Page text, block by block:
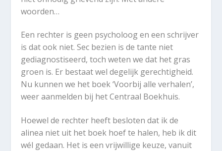
woorden…
Een rechter is geen psycholoog en een schrijver
is dat ook niet. Sec bezien is de tante niet
gediagnostiseerd, toch weten we dat het gras
groen is. Er bestaat wel degelijk gerechtigheid.
Nu kunnen we het boek ‘Voorbij alle verhalen’,
weer aanmelden bij het Centraal Boekhuis.
Hoewel de rechter heeft besloten dat ik de
alinea niet uit het boek hoef te halen, heb ik dit
wél gedaan. Het is een vrijwillige keuze, vanuit